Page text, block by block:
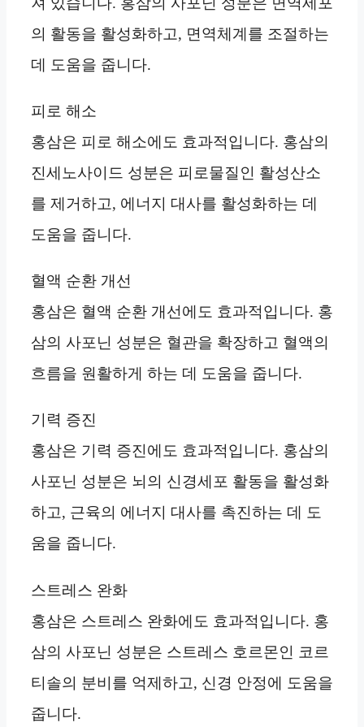
의 활동을 활성화하고, 면역체계를 조절하는
데 도움을 줍니다.
피로 해소
홍삼은 피로 해소에도 효과적입니다. 홍삼의
진세노사이드 성분은 피로물질인 활성산소
를 제거하고, 에너지 대사를 활성화하는 데
도움을 줍니다.
혈액 순환 개선
홍삼은 혈액 순환 개선에도 효과적입니다. 홍
삼의 사포닌 성분은 혈관을 확장하고 혈액의
흐름을 원활하게 하는 데 도움을 줍니다.
기력 증진
홍삼은 기력 증진에도 효과적입니다. 홍삼의
사포닌 성분은 뇌의 신경세포 활동을 활성화
하고, 근육의 에너지 대사를 촉진하는 데 도
움을 줍니다.
스트레스 완화
홍삼은 스트레스 완화에도 효과적입니다. 홍
삼의 사포닌 성분은 스트레스 호르몬인 코르
티솔의 분비를 억제하고, 신경 안정에 도움을
줍니다.